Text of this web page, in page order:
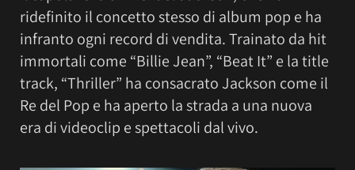
ridefinito il concetto stesso di album pop e ha
infranto ogni record di vendita. Trainato da hit
immortali come “Billie Jean”, “Beat It” e la title
track, “Thriller” ha consacrato Jackson come il
Re del Pop e ha aperto la strada a una nuova
era di videoclip e spettacoli dal vivo.